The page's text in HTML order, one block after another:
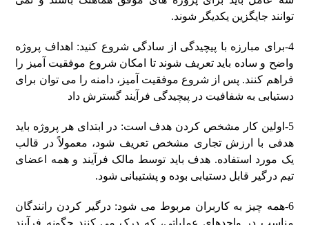
توانند جایگزین یکدیگر شوند.
4-برای مبارزه با پیچیدگی از سادگی شروع کنید: اهداف پروژه
واضح و ساده باید تعریف شوند تا امکان شروع موفقیت آمیز را
فراهم کنند. پس از شروع موفقیت آمیز، دامنه را می توان برای
دستیابی به شفافیت در پیچیدگی فرآیند گسترش داد
5-اولین کار مشخص کردن هدف است: در ابتدای هر پروژه باید
هدفی با ارزش تجاری مشخص تعریف شود، معمولاً در قالب
یک مورد استفاده. هدف باید توسط مالک فرآیند و همه اعضای
تیم درگیر قابل دستیابی بوده و پشتیبانی شود.
6-همه چیز به کاربران مربوط می شود: درگیر کردن رانندگان